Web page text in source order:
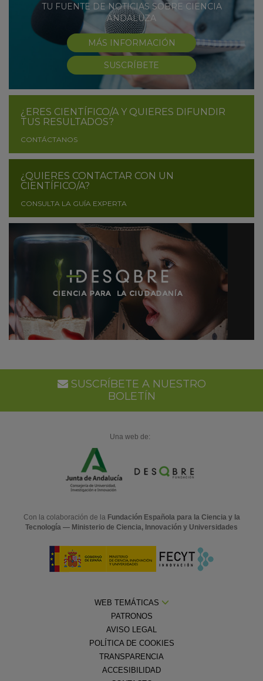
TU FUENTE DE NOTICIAS SOBRE CIENCIA
ANDALUZA
MÁS INFORMACIÓN
SUSCRÍBETE
¿ERES CIENTÍFICO/A Y QUIERES DIFUNDIR
TUS RESULTADOS?
CONTÁCTANOS
¿QUIERES CONTACTAR CON UN
CIENTÍFICO/A?
CONSULTA LA GUÍA EXPERTA
SUSCRÍBETE A NUESTRO
BOLETÍN
Una web de:
Con la colaboración de la Fundación Española para la Ciencia y la
Tecnología — Ministerio de Ciencia, Innovación y Universidades
WEB TEMÁTICAS
PATRONOS
AVISO LEGAL
POLÍTICA DE COOKIES
TRANSPARENCIA
ACCESIBILIDAD